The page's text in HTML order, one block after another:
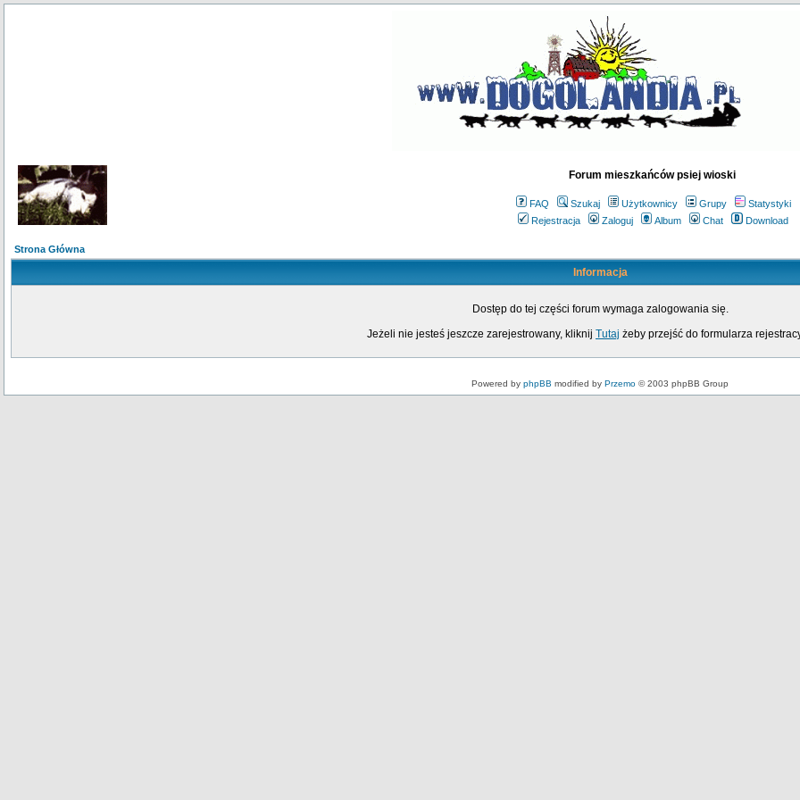
Forum mieszkańców psiej wioski
FAQ Szukaj Użytkownicy Grupy
Statystyki
Rejestracja
Zaloguj Album Chat Download
Strona Główna
Informacja
Dostęp do tej części forum wymaga zalogowania się.
Jeżeli nie jesteś jeszcze zarejestrowany, kliknij Tutaj żeby przejść do formularza
Powered by phpBB modified by Przemo © 2003 phpBB Group